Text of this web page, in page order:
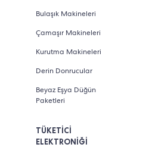
Bulaşık Makineleri
Çamaşır Makineleri
Kurutma Makineleri
Derin Donrucular
Beyaz Eşya Düğün
Paketleri
TÜKETİCİ
ELEKTRONİĞİ